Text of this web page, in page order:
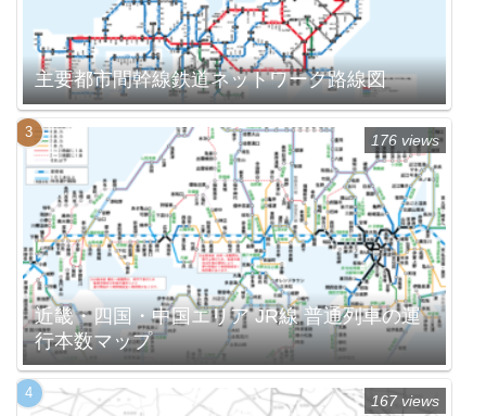
主要都市間幹線鉄道ネットワーク路線図
近畿・四国・中国エリア JR線 普通列車の運
行本数マップ
176 views
167 views